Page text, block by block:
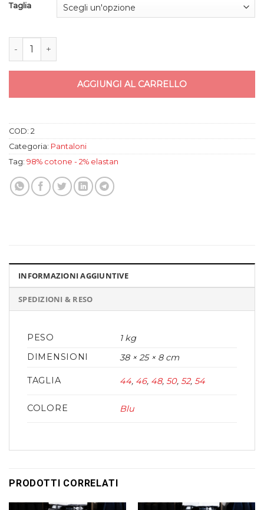
Taglia
AGGIUNGI AL CARRELLO
COD: 2
Categoria: Pantaloni
Tag: 98% cotone - 2% elastan
INFORMAZIONI AGGIUNTIVE
SPEDIZIONI & RESO
PESO
1 kg
DIMENSIONI
38 × 25 × 8 cm
TAGLIA 44, 46, 48,50,52,54
COLORE Blu
PRODOTTI CORRELATI